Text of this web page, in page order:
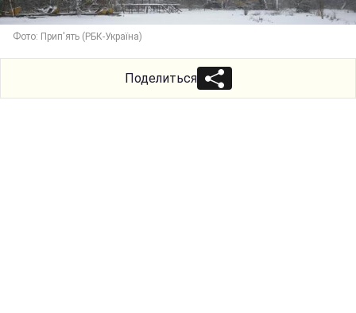
Фото: Прип'ять (РБК-Україна)
Поделиться